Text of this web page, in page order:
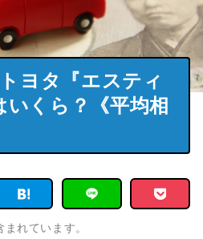
ヨタ『エスティ
いくら？《平均相
れています。